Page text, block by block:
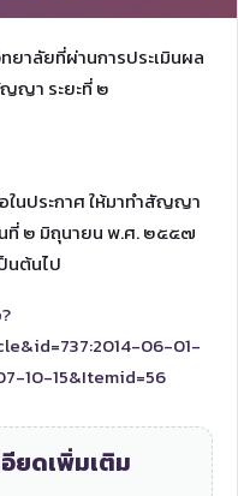
ยาลัยที่ผ่านการประเมินผล
ญา ระยะที่ ๒
นประกาศ ให้มาทำสัญญา
นที่ ๒ มิถุนายน พ.ศ. ๒๕๕๗
นต้นไป
06-01-
10-15&Itemid=56
ยดเพิ่มเติม